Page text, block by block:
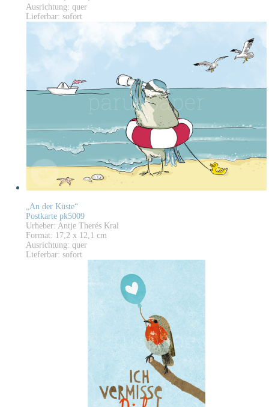
Ausrichtung: quer
Lieferbar: sofort
„An der Küste“
Postkarte pk5009
Urheber: Antje Therés Kral
Format: 17,2 x 12,1 cm
Ausrichtung: quer
Lieferbar: sofort